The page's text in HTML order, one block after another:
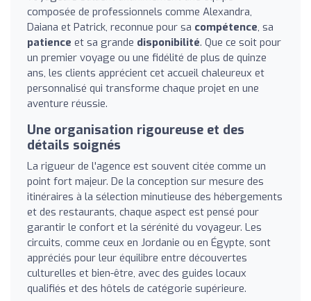
composée de professionnels comme Alexandra,
Daiana et Patrick, reconnue pour sa compétence, sa
patience et sa grande disponibilité. Que ce soit pour
un premier voyage ou une fidélité de plus de quinze
ans, les clients apprécient cet accueil chaleureux et
personnalisé qui transforme chaque projet en une
aventure réussie.
Une organisation rigoureuse et des
détails soignés
La rigueur de l'agence est souvent citée comme un
point fort majeur. De la conception sur mesure des
itinéraires à la sélection minutieuse des hébergements
et des restaurants, chaque aspect est pensé pour
garantir le confort et la sérénité du voyageur. Les
circuits, comme ceux en Jordanie ou en Égypte, sont
appréciés pour leur équilibre entre découvertes
culturelles et bien-être, avec des guides locaux
qualifiés et des hôtels de catégorie supérieure.